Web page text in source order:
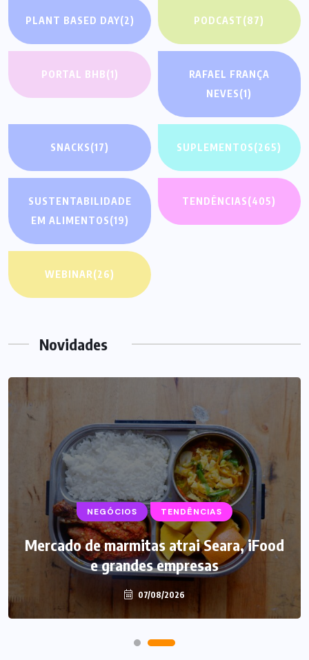
PLANT BASED DAY(2) PODCAST(87)
PORTAL BHB(1)
RAFAEL FRANÇA
NEVES(1)
SNACKS(17) SUPLEMENTOS(265)
SUSTENTABILIDADE
EM ALIMENTOS(19)
TENDÊNCIAS(405)
WEBINAR(26)
Novidades
NEGÓCIOS TENDÊNCIAS
Mercado de marmitas atrai Seara, iFood
e grandes empresas
07/08/2026
SUPLEMENTOS
Caffeine Army lança campanha para o
Dia dos Pais
07/08/2026